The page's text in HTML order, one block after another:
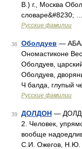
В.) г., Москва
словаре&#8230; …
Русские фамилии
38 Оболдуев —
Ономастиконе
Оболдуев,
Оболдуев,
Ч балда, глупый
Русские фамилии
39 ДОЛДОН —
2. Человек,
вообще
С.И. Ожегов, Н.Ю.